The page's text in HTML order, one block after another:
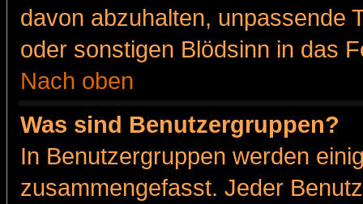
davon abzuhalten, unpassende
oder sonstigen Blödsinn in das
Nach oben
Was sind Benutzergruppen?
In Benutzergruppen werden
zusammengefasst. Jeder